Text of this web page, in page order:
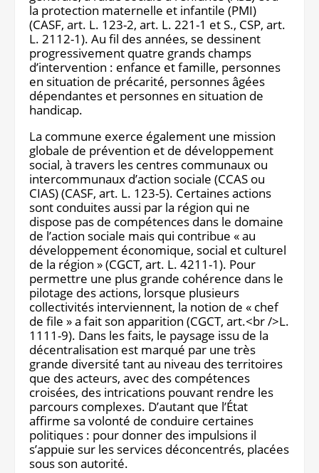
la protection maternelle et infantile (PMI)
(CASF, art. L. 123-2, art. L. 221-1 et S., CSP, art.
L. 2112-1). Au fil des années, se dessinent
progressivement quatre grands champs
d’intervention : enfance et famille, personnes
en situation de précarité, personnes âgées
dépendantes et personnes en situation de
handicap.
La commune exerce également une mission
globale de prévention et de développement
social, à travers les centres communaux ou
intercommunaux d’action sociale (CCAS ou
CIAS) (CASF, art. L. 123-5). Certaines actions
sont conduites aussi par la région qui ne
dispose pas de compétences dans le domaine
de l’action sociale mais qui contribue « au
développement économique, social et culturel
de la région » (CGCT, art. L. 4211-1). Pour
permettre une plus grande cohérence dans le
pilotage des actions, lorsque plusieurs
collectivités interviennent, la notion de « chef
de file » a fait son apparition (CGCT, art.<br />L.
1111-9). Dans les faits, le paysage issu de la
décentralisation est marqué par une très
grande diversité tant au niveau des territoires
que des acteurs, avec des compétences
croisées, des intrications pouvant rendre les
parcours complexes. D’autant que l’État
affirme sa volonté de conduire certaines
politiques : pour donner des impulsions il
s’appuie sur les services déconcentrés, placées
sous son autorité.